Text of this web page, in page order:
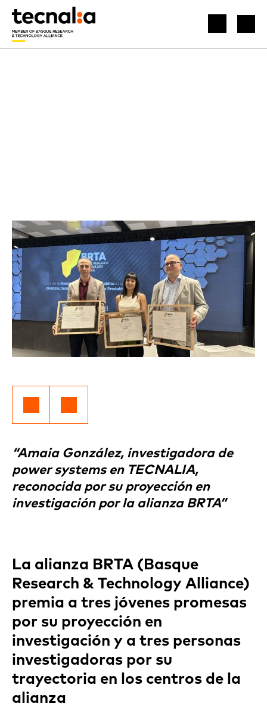
“Amaia González, investigadora de
power systems en TECNALIA,
reconocida por su proyección en
investigación por la alianza BRTA”
La alianza BRTA (Basque
Research & Technology Alliance)
premia a tres jóvenes promesas
por su proyección en
investigación y a tres personas
investigadoras por su
trayectoria en los centros de la
alianza